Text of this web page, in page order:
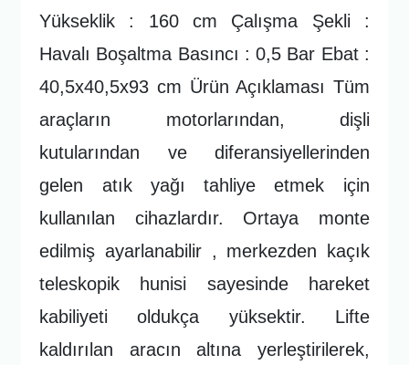
Yükseklik : 160 cm Çalışma Şekli :
Havalı Boşaltma Basıncı : 0,5 Bar Ebat :
40,5x40,5x93 cm Ürün Açıklaması Tüm
araçların motorlarından, dişli
kutularından ve diferansiyellerinden
gelen atık yağı tahliye etmek için
kullanılan cihazlardır. Ortaya monte
edilmiş ayarlanabilir , merkezden kaçık
teleskopik hunisi sayesinde hareket
kabiliyeti oldukça yüksektir. Lifte
kaldırılan aracın altına yerleştirilerek,